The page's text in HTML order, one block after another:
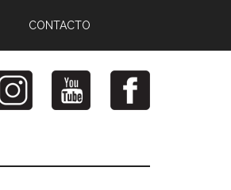
CONTACTO